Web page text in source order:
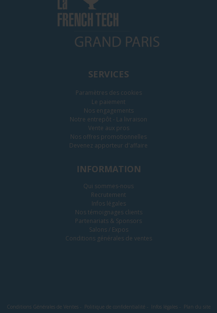
SERVICES
Paramètres des cookies
Le paiement
Nos engagements
Notre entrepôt - La livraison
Vente aux pros
Nos offres promotionnelles
Devenez apporteur d'affaire
INFORMATION
Qui sommes-nous
Recrutement
Infos légales
Nos témoignages clients
Partenariats & Sponsors
Salons / Expos
Conditions générales de ventes
Conditions Générales de Ventes- Politique de confidentialité - Infos légales- Plan du site